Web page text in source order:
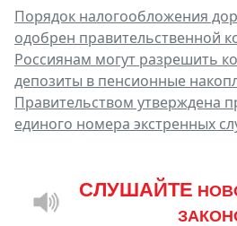
Порядок налогообложения
одобрен правительственной
Россиянам могут разрешить
депозиты в пенсионные
Правительством утверждена
единого номера экстренных
CЛУШАЙТЕ